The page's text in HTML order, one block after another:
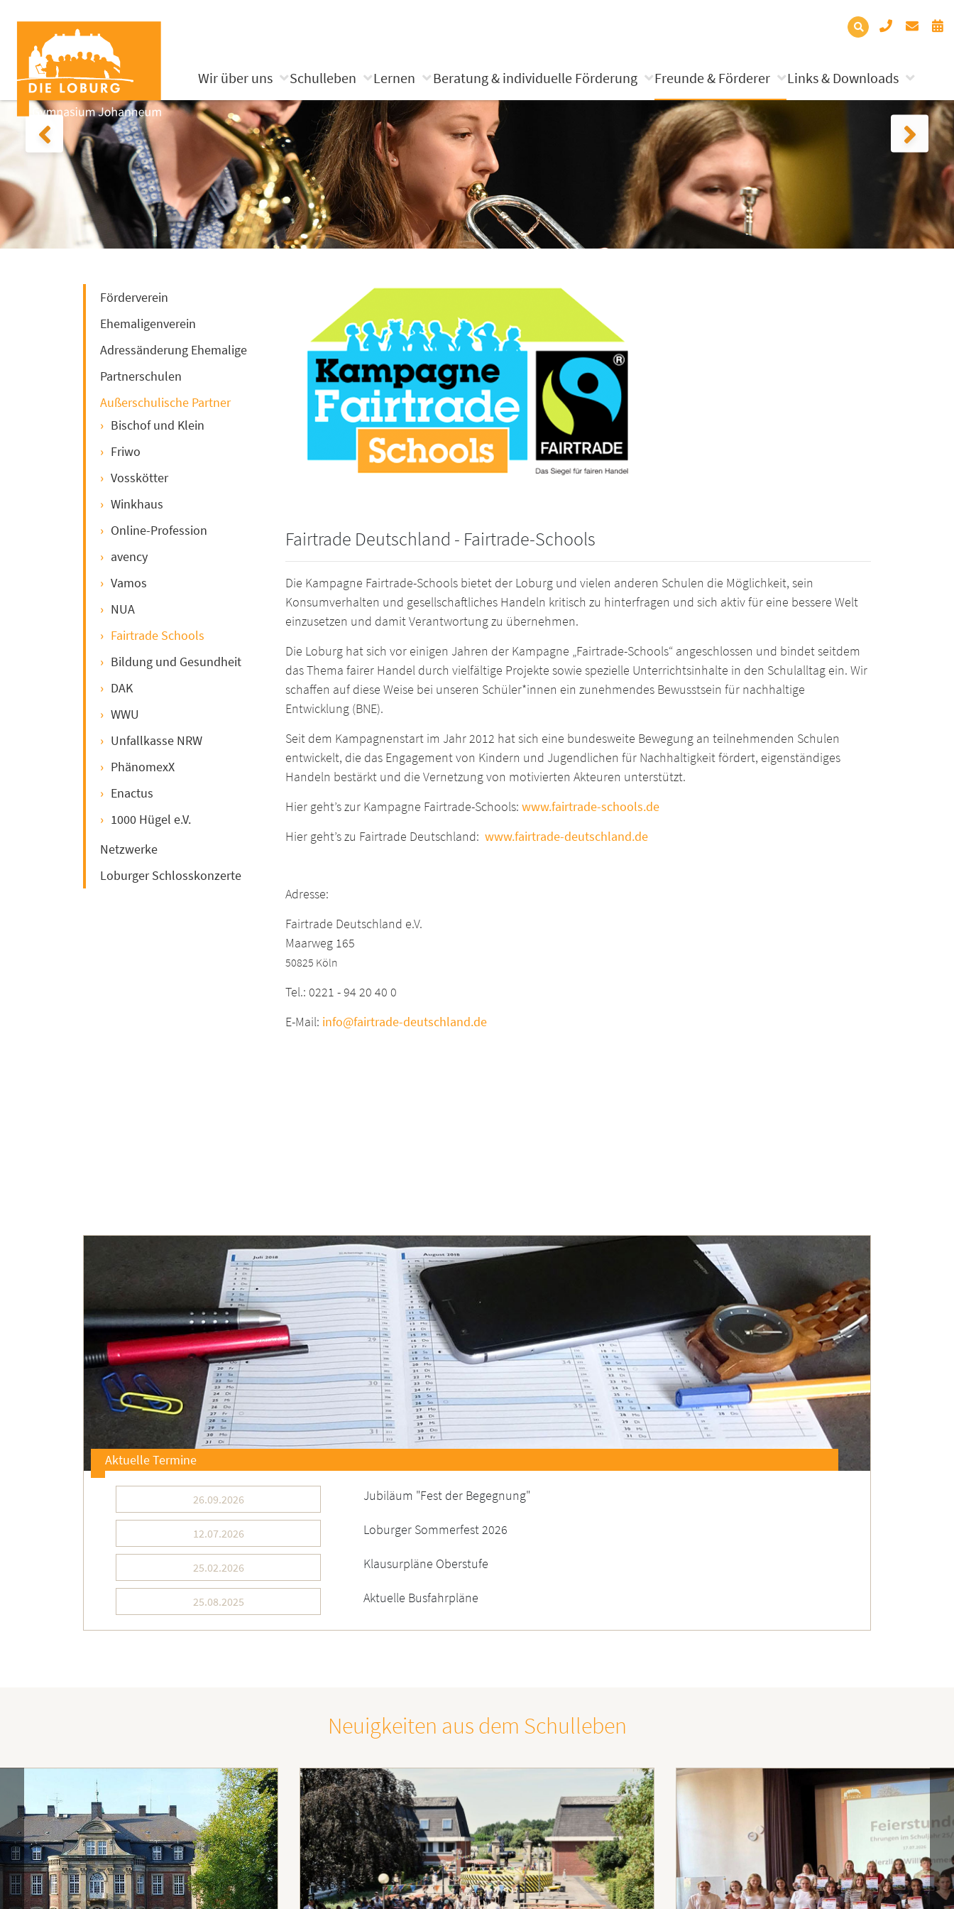
Wir über uns Schulleben Lernen Beratung & individuelle Förderung Freunde & Förderer Links & Downloads
Förderverein
Ehemaligenverein
Adressänderung Ehemalige
Partnerschulen
Außerschulische Partner
Bischof und Klein
Friwo
Vosskötter
Winkhaus
Online-Profession
avency
Vamos
NUA
Fairtrade Schools
Bildung und Gesundheit
DAK
WWU
Unfallkasse NRW
PhänomexX
Enactus
1000 Hügel e.V.
Netzwerke
Loburger Schlosskonzerte
Fairtrade Deutschland - Fairtrade-Schools
Die Kampagne Fairtrade-Schools bietet der Loburg und vielen anderen Schulen die Möglichkeit, sein
Konsumverhalten und gesellschaftliches Handeln kritisch zu hinterfragen und sich aktiv für eine bessere Welt
einzusetzen und damit Verantwortung zu übernehmen.
Die Loburg hat sich vor einigen Jahren der Kampagne „Fairtrade-Schools“ angeschlossen und bindet seitdem
das Thema fairer Handel durch vielfältige Projekte sowie spezielle Unterrichtsinhalte in den Schulalltag ein. Wir
schaffen auf diese Weise bei unseren Schüler*innen ein zunehmendes Bewusstsein für nachhaltige
Entwicklung (BNE).
Seit dem Kampagnenstart im Jahr 2012 hat sich eine bundesweite Bewegung an teilnehmenden Schulen
entwickelt, die das Engagement von Kindern und Jugendlichen für Nachhaltigkeit fördert, eigenständiges
Handeln bestärkt und die Vernetzung von motivierten Akteuren unterstützt.
Hier geht’s zur Kampagne Fairtrade-Schools: www.fairtrade-schools.de
Hier geht’s zu Fairtrade Deutschland: www.fairtrade-deutschland.de
Adresse:
Fairtrade Deutschland e.V.
Maarweg 165
50825 Köln
Tel.: 0221 - 94 20 40 0
E-Mail: info@fairtrade-deutschland.de
Aktuelle Termine
26.09.2026 Jubiläum "Fest der Begegnung"
12.07.2026 Loburger Sommerfest 2026
25.02.2026 Klausurpläne Oberstufe
25.08.2025 Aktuelle Busfahrpläne
Neuigkeiten aus dem Schulleben